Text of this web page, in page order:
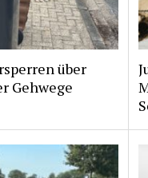
über
Gehwege